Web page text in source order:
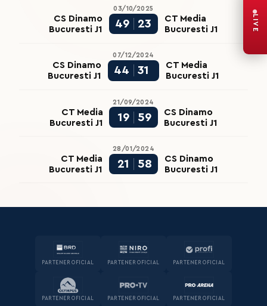
03/10/2025
CS Dinamo
Bucuresti J1
49 23
CT Media
Bucuresti J1
07/12/2024
CS Dinamo
Bucuresti J1
44 31
CT Media
Bucuresti J1
21/09/2024
CT Media
Bucuresti J1
19 59
CS Dinamo
Bucuresti J1
28/01/2024
CT Media
Bucuresti J1
21 58
CS Dinamo
Bucuresti J1
PARTENER OFICIAL PARTENER OFICIAL PARTENER OFICIAL
PARTENER OFICIAL PARTENER OFICIAL PARTENER OFICIAL
LIVE